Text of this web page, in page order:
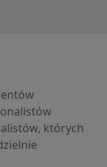
których